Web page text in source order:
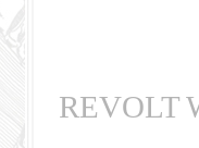
REVOLT